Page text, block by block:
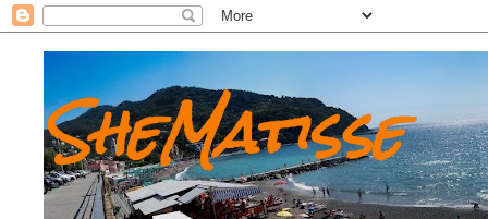
SheMatisse